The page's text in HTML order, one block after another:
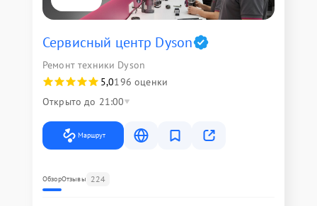
Сервисный центр Dyson
Ремонт техники Dyson
5,0196 оценки
Открыто до 21:00
Маршрут
ОбзорОтзывы 224